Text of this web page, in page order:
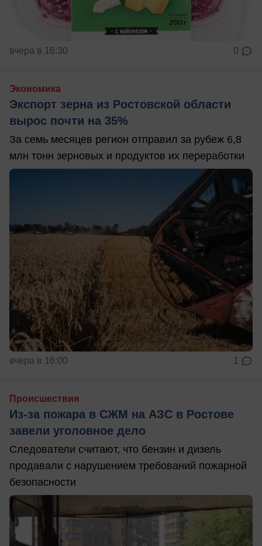
вчера в 16:30 0
Экономика
Экспорт зерна из Ростовской области
вырос почти на 35%
За семь месяцев регион отправил за рубеж 6,8
млн тонн зерновых и продуктов их переработки
вчера в 16:00 1
Происшествия
Из-за пожара в СЖМ на АЗС в Ростове
завели уголовное дело
Следователи считают, что бензин и дизель
продавали с нарушением требований пожарной
безопасности